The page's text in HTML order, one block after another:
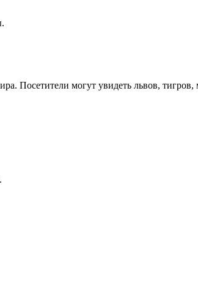
Посетители могут увидеть львов,